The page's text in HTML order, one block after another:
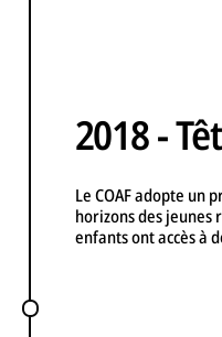
2018 -
Le COAF adopte un
horizons des
enfants ont accès à